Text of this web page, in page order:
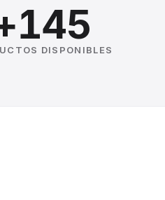
DISPONIBLES